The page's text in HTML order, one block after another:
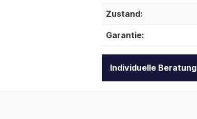
Zustand:
Garantie:
Individuelle Beratung